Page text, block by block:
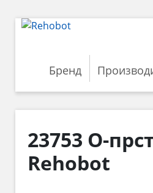
Бренд
23753 О-
Rehobot